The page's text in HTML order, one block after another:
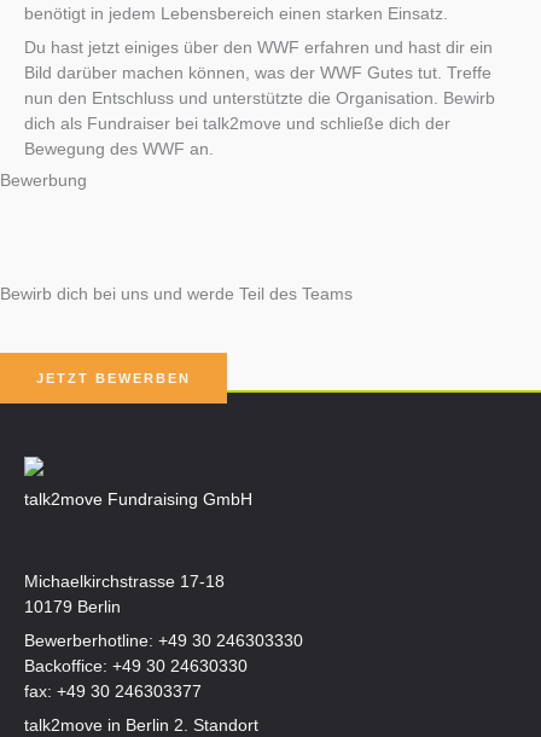
benötigt in jedem Lebensbereich einen starken Einsatz.
Du hast jetzt einiges über den WWF erfahren und hast dir ein
Bild darüber machen können, was der WWF Gutes tut. Treffe
nun den Entschluss und unterstützte die Organisation. Bewirb
dich als Fundraiser bei talk2move und schließe dich der
Bewegung des WWF an.
Bewerbung
Bewirb dich bei uns und werde Teil des Teams
JETZT BEWERBEN
talk2move Fundraising GmbH
Michaelkirchstrasse 17-18
10179 Berlin
Bewerberhotline: +49 30 246303330
Backoffice: +49 30 24630330
fax: +49 30 246303377
talk2move in Berlin 2. Standort